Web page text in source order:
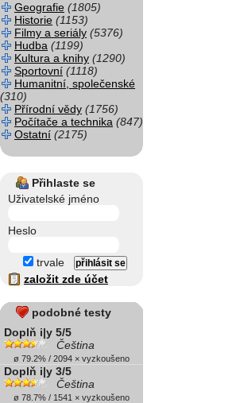
Geografie (1805)
Historie (1153)
Filmy a seriály (5376)
Hudba (1199)
Kultura a knihy (1290)
Sportovní (1118)
Humanitní, společenské
(310)
Přírodní vědy (1756)
Počítače a technika (847)
Ostatní (2175)
Přihlaste se
Uživatelské jméno
Heslo
trvale
založit zde účet
podobné testy
Doplň i|y 5/5
Čeština
ø 79.2% / 2094 × vyzkoušeno
Doplň i|y 3/5
Čeština
ø 78.7% / 1541 × vyzkoušeno